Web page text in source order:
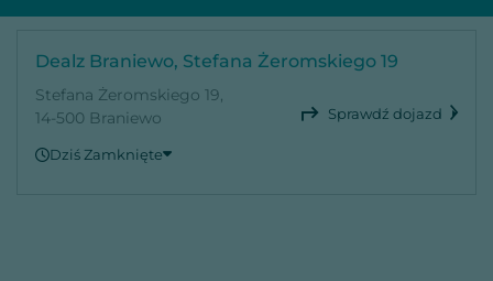
Dealz Braniewo, Stefana Żeromskiego 19
Stefana Żeromskiego 19,
14-500 Braniewo
Sprawdź dojazd
Dziś Zamknięte